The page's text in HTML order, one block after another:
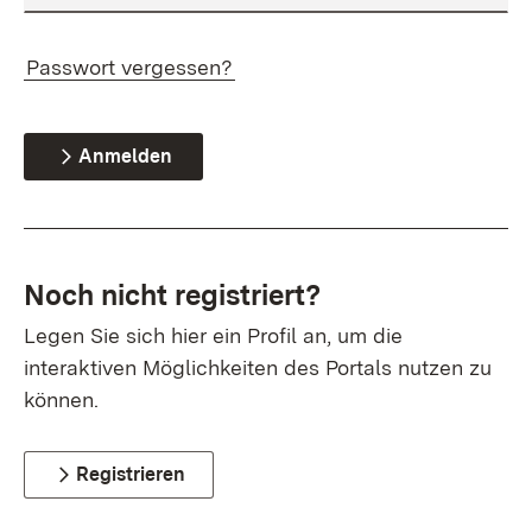
Passwort vergessen?
Anmelden
Noch nicht registriert?
Legen Sie sich hier ein Profil an, um die
interaktiven Möglichkeiten des Portals nutzen zu
können.
Registrieren